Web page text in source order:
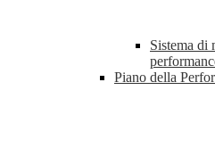
Sistema di
Piano della